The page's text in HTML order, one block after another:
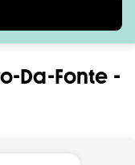
Da-Fonte -